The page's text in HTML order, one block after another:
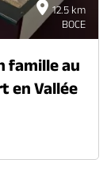
12.5 km
BOCE
famille au
en Vallée